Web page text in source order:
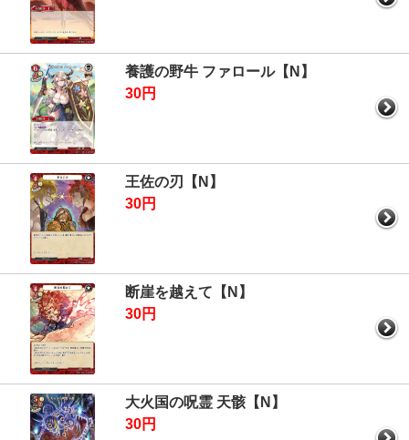
養護の野牛 ファロール【N】
30円
王佐の刃【N】
30円
断崖を越えて【N】
30円
大火国の呪霊 天骸【N】
30円